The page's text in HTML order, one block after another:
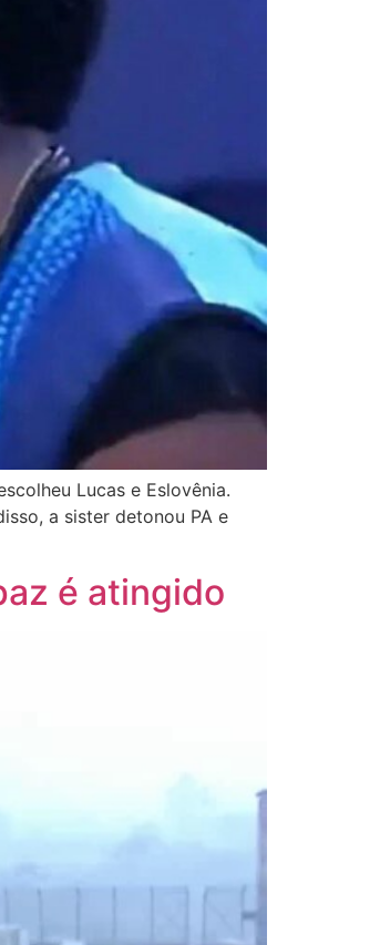
Lucas e Eslovênia.
a sister detonou PA e
é atingido